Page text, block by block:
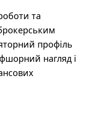
та
профіль
нагляд і